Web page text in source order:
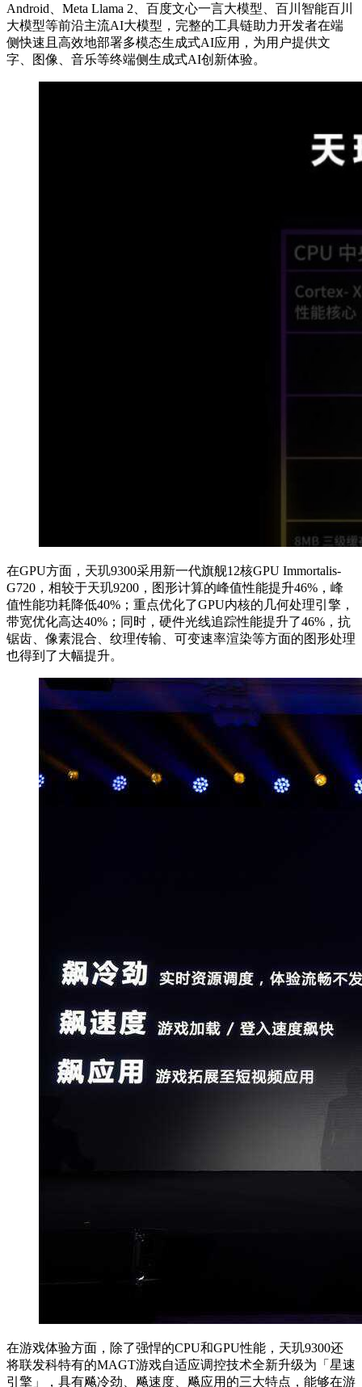
Android、Meta Llama 2、百度文心一言大模型、百川智能百川
大模型等前沿主流AI大模型，完整的工具链助力开发者在端
侧快速且高效地部署多模态生成式AI应用，为用户提供文
字、图像、音乐等终端侧生成式AI创新体验。
在GPU方面，天玑9300采用新一代旗舰12核GPU Immortalis-
G720，相较于天玑9200，图形计算的峰值性能提升46%，峰
值性能功耗降低40%；重点优化了GPU内核的几何处理引擎，
带宽优化高达40%；同时，硬件光线追踪性能提升了46%，抗
锯齿、像素混合、纹理传输、可变速率渲染等方面的图形处理
也得到了大幅提升。
在游戏体验方面，除了强悍的CPU和GPU性能，天玑9300还
将联发科特有的MAGT游戏自适应调控技术全新升级为「星速
引擎」，具有飚冷劲、飚速度、飚应用的三大特点，能够在游